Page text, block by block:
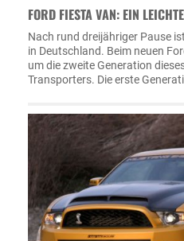
FORD FIESTA VAN: EIN
Nach rund dreijähriger Pause
in Deutschland. Beim neuen
um die zweite Generation
Transporters. Die erste